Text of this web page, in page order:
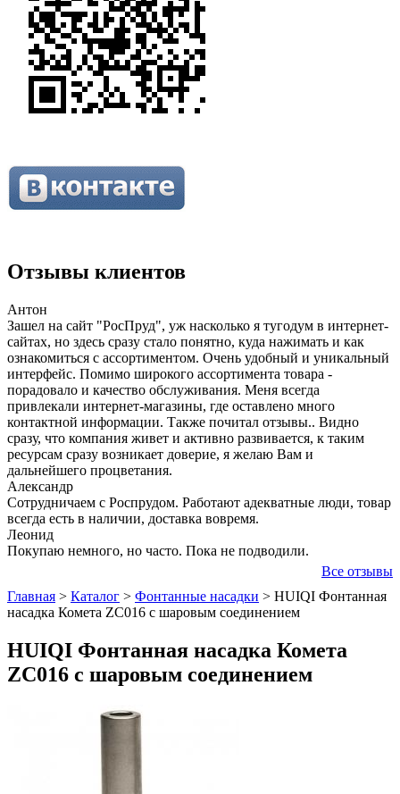
Отзывы клиентов
Антон
Зашел на сайт "РосПруд", уж насколько я тугодум в интернет-
сайтах, но здесь сразу стало понятно, куда нажимать и как
ознакомиться с ассортиментом. Очень удобный и уникальный
интерфейс. Помимо широкого ассортимента товара -
порадовало и качество обслуживания. Меня всегда
привлекали интернет-магазины, где оставлено много
контактной информации. Также почитал отзывы.. Видно
сразу, что компания живет и активно развивается, к таким
ресурсам сразу возникает доверие, я желаю Вам и
дальнейшего процветания.
Александр
Сотрудничаем с Роспрудом. Работают адекватные люди, товар
всегда есть в наличии, доставка вовремя.
Леонид
Покупаю немного, но часто. Пока не подводили.
Все отзывы
Главная > Каталог > Фонтанные насадки > HUIQI Фонтанная
насадка Комета ZC016 с шаровым соединением
HUIQI Фонтанная насадка Комета
ZC016 с шаровым соединением